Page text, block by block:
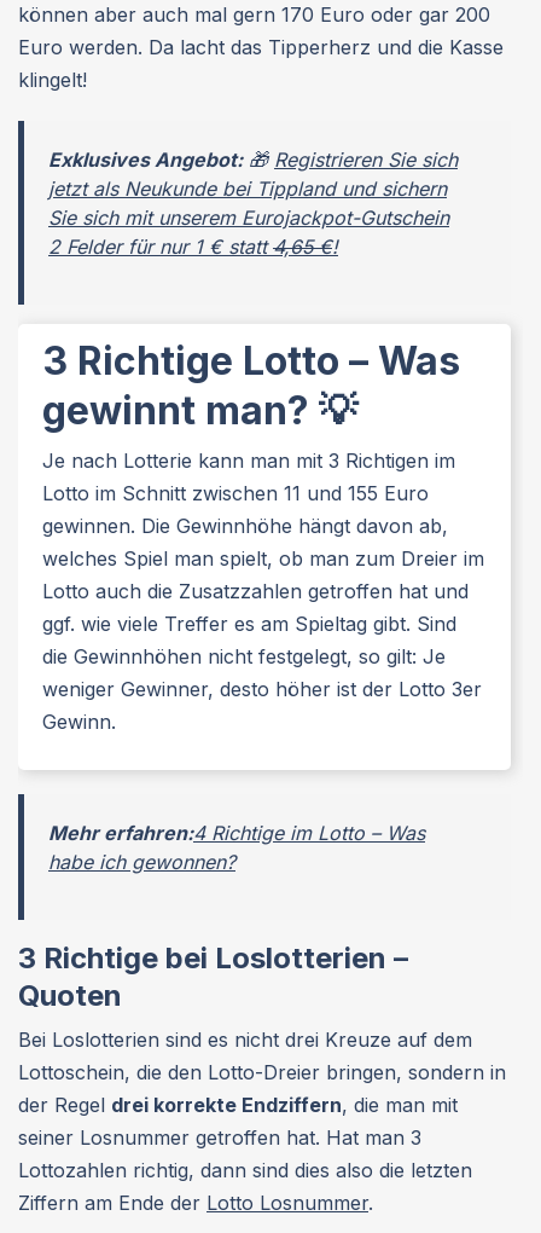
können aber auch mal gern 170 Euro oder gar 200
Euro werden. Da lacht das Tipperherz und die Kasse
klingelt!
Exklusives Angebot:🎁 Registrieren Sie sich
jetzt als Neukunde bei Tippland und sichern
Sie sich mit unserem Eurojackpot-Gutschein
2 Felder für nur 1 € statt4,65 €!
3 Richtige Lotto – Was
gewinnt man? 💡
Je nach Lotterie kann man mit 3 Richtigen im
Lotto im Schnitt zwischen 11 und 155 Euro
gewinnen. Die Gewinnhöhe hängt davon ab,
welches Spiel man spielt, ob man zum Dreier im
Lotto auch die Zusatzzahlen getroffen hat und
ggf. wie viele Treffer es am Spieltag gibt. Sind
die Gewinnhöhen nicht festgelegt, so gilt: Je
weniger Gewinner, desto höher ist der Lotto 3er
Gewinn.
Mehr erfahren:4 Richtige im Lotto – Was
habe ich gewonnen?
3 Richtige bei Loslotterien –
Quoten
Bei Loslotterien sind es nicht drei Kreuze auf dem
Lottoschein, die den Lotto-Dreier bringen, sondern in
der Regel drei korrekte Endziffern, die man mit
seiner Losnummer getroffen hat. Hat man 3
Lottozahlen richtig, dann sind dies also die letzten
Ziffern am Ende der Lotto Losnummer.